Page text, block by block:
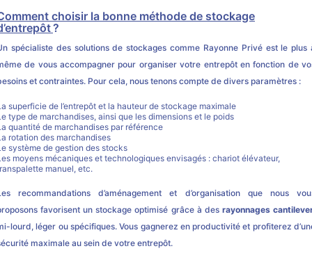
choisir la bonne méthode de stockage
?
spécialiste des solutions de stockages comme Rayonne Privé est le plus
de vous accompagner pour organiser votre entrepôt en fonction de
et contraintes. Pour cela, nous tenons compte de divers paramètres :
superficie de l’entrepôt et la hauteur de stockage maximale
type de marchandises, ainsi que les dimensions et le poids
quantité de marchandises par référence
rotation des marchandises
système de gestion des stocks
moyens mécaniques et technologiques envisagés : chariot élévateur,
manuel, etc.
recommandations d’aménagement et d’organisation que nous
favorisent un stockage optimisé grâce à des rayonnages
lourd, léger ou spécifiques. Vous gagnerez en productivité et profiterez
maximale au sein de votre entrepôt.